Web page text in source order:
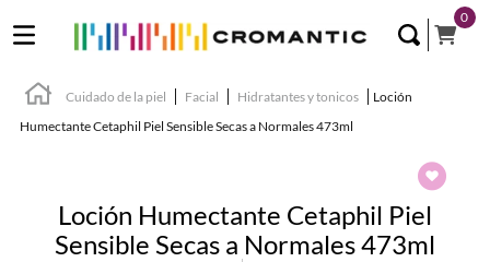
0
Cuidado de la piel Facial Hidratantes y tonicos
Loción
Humectante Cetaphil Piel Sensible Secas a Normales 473ml
Loción Humectante Cetaphil Piel
Sensible Secas a Normales 473ml